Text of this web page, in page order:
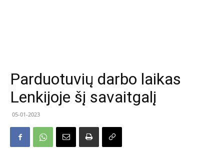
Parduotuvių darbo laikas
Lenkijoje šį savaitgalį
05-01-2023